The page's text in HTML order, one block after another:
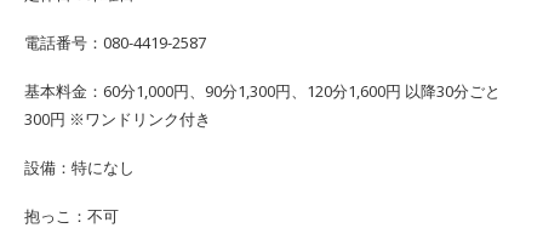
電話番号：080-4419-2587
基本料金：60分1,000円、90分1,300円、120分1,600円 以降30分ごと
300円 ※ワンドリンク付き
設備：特になし
抱っこ：不可